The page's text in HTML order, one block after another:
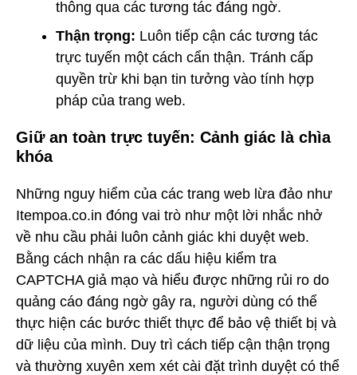
thông qua các tương tác đáng ngờ.
Thận trọng: Luôn tiếp cận các tương tác
trực tuyến một cách cẩn thận. Tránh cấp
quyền trừ khi bạn tin tưởng vào tính hợp
pháp của trang web.
Giữ an toàn trực tuyến: Cảnh giác là chìa
khóa
Những nguy hiểm của các trang web lừa đảo như
Itempoa.co.in đóng vai trò như một lời nhắc nhở
về nhu cầu phải luôn cảnh giác khi duyệt web.
Bằng cách nhận ra các dấu hiệu kiểm tra
CAPTCHA giả mạo và hiểu được những rủi ro do
quảng cáo đáng ngờ gây ra, người dùng có thể
thực hiện các bước thiết thực để bảo vệ thiết bị và
dữ liệu của mình. Duy trì cách tiếp cận thận trọng
và thường xuyên xem xét cài đặt trình duyệt có thể